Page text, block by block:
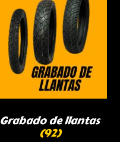
Grabado de llantas
(92)